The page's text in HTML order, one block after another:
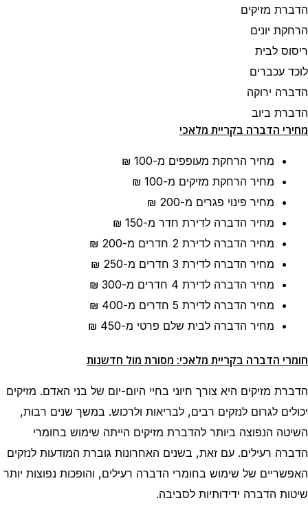
הדברת מזיקים
הרחקת יונים
ריסוס לבית
לוכד עכברים
הדברה ירוקה
הדברת ביוב
מחירי הדברה בקריית מלאכי
מחיר הרחקת מעופפים מ-100 ₪
מחיר הרחקת מזיקים מ-100 ₪
מחיר פינוי פגרים מ-200 ₪
מחיר הדברה לדירת חדר מ-150 ₪
מחיר הדברה לדירת 2 חדרים
מ-200 ₪
מחיר הדברה לדירת 3 חדרים
מ-250 ₪
מחיר הדברה לדירת 4 חדרים
מ-300 ₪
מחיר הדברה לדירת 5 חדרים
מ-400 ₪
מחיר הדברה לבית שלם פרטי מ-450 ₪
חומרי הדברה בקריית מלאכי: מסורת מול חדשנות
הדברת מזיקים היא צורך חיוני בחיי היום-יום של בני האדם. מזיקים
יכולים לגרום לנזקים רבים, לבריאות ולרכוש. במשך שנים רבות,
השיטה הנפוצה ביותר להדברת מזיקים הייתה שימוש בחומרי
הדברה רעילים. עם זאת, בשנים האחרונות גוברת המודעות לנזקים
האפשריים של שימוש בחומרי הדברה רעילים, והופכות נפוצות יותר
שיטות הדברה ידידותיות לסביבה.